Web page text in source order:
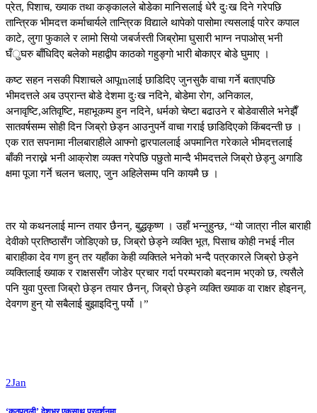
प्रेत, पिशाच, ख्याक तथा कङ्कालले बोडेका मानिसलाई धेरै दुःख दिने गरेपछि
तान्त्रिक भीमदत्त कर्माचार्यले तान्त्रिक विद्याले थापेको पासोमा त्यसलाई पारेर कपाल
काटे, लुगा फुकाले र लामो सियो जबर्जस्ती जिब्रोमा घुसारी भाग्न नपाओस् भनी
घँुघरु बाँधिदिए बलेको महाद्वीप काठको गहुङ्गो भारी बोकाएर बोडे घुमाए ।
कष्ट सहन नसकी पिशाचले आपूmलाई छाडिदिए जुनसुकै वाचा गर्ने बताएपछि
भीमदत्तले अब उप्रान्त बोडे देशमा दुःख नदिने, बोडेमा रोग, अनिकाल,
अनावृष्टि,अतिवृष्टि, महाभूकम्प हुन नदिने, धर्मको चेष्टा बढाउने र बोडेवासीले भनेझैँ
सातवर्षसम्म सोही दिन जिब्रो छेड्न आउनुपर्ने वाचा गराई छाडिदिएको किंबदन्ती छ ।
एक रात सपनामा नीलबाराहीले आफ्नो द्वारपाललाई अपमानित गरेकाले भीमदत्तलाई
बाँकी नराख्ने भनी आक्रोश व्यक्त गरेपछि पछुतो मान्दै भीमदत्तले जिब्रो छेड्नु अगाडि
क्षमा पूजा गर्ने चलन चलाए, जुन अहिलेसम्म पनि कायमै छ ।
तर यो कथनलाई मान्न तयार छैनन्, बुद्धकृष्ण । उहाँ भन्नुहुन्छ, “यो जात्रा नील बाराही
देवीको प्रतिष्ठासँग जोडिएको छ, जिब्रो छेड्ने व्यक्ति भूत, पिसाच कोही नभई नील
बाराहीका देव गण हुन् तर यहाँका केही व्यक्तिले भनेको भन्दै पत्रकारले जिब्रो छेड्ने
व्यक्तिलाई ख्याक र राक्षससँग जोडेर प्रचार गर्दा परम्पराको बदनाम भएको छ, त्यसैले
पनि युवा पुस्ता जिब्रो छेड्न तयार छैनन्, जिब्रो छेड्ने व्यक्ति ख्याक वा राक्षर होइनन्,
देवगण हुन् यो सबैलाई बुझाइदिनु पर्यो ।”
2Jan